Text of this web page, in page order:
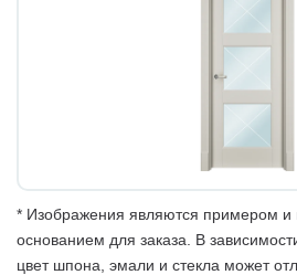
* Изображения являются примером и
основанием для заказа. В
цвет шпона, эмали и стекла может